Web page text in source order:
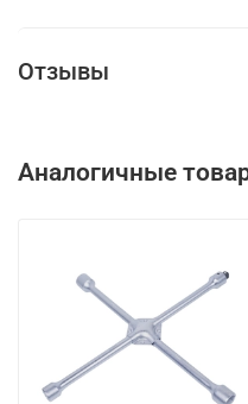
Отзывы
Аналогичные